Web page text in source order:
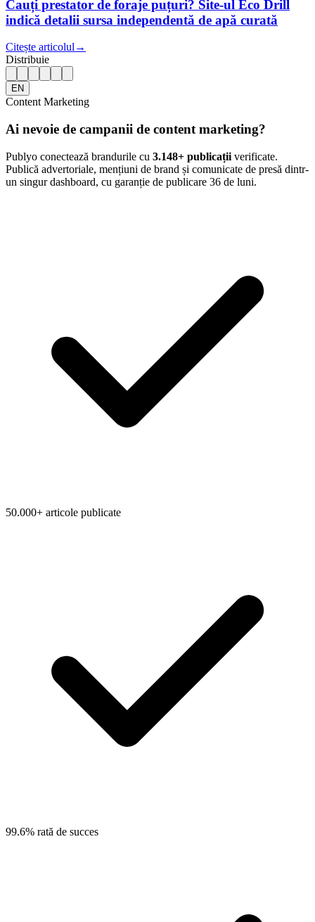
Cauți prestator de foraje puțuri? Site-ul Eco Drill
indică detalii sursa independentă de apă curată
Citește articolul →
Distribuie
EN
Content Marketing
Ai nevoie de campanii de content marketing?
Publyo conectează brandurile cu 3.148+ publicații verificate.
Publică advertoriale, mențiuni de brand și comunicate de presă dintr-
un singur dashboard, cu garanție de publicare 36 de luni.
50.000+ articole publicate
99.6% rată de succes